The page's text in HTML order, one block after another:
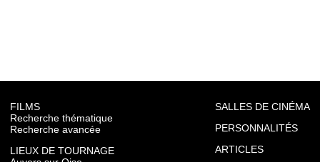
FILMS
Recherche thématique
Recherche avancée
LIEUX DE TOURNAGE
SALLES DE CINÉMA
PERSONNALITÉS
ARTICLES